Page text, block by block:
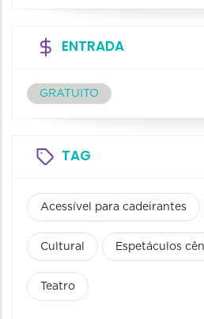
ENTRADA
GRATUITO
TAG
Acessível para cadeirantes
Cultural Espetáculos
Teatro